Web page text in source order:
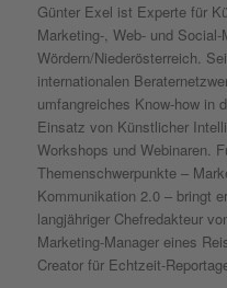
Günter Exel ist Experte für
Marketing-, Web- und Social-
Wördern/Niederösterreich.
internationalen
umfangreiches Know-how in
Einsatz von Künstlicher
Workshops und Webinaren.
Themenschwerpunkte –
Kommunikation 2.0 – bringt
langjähriger Chefredakteur
Marketing-Manager eines
Creator für Echtzeit-